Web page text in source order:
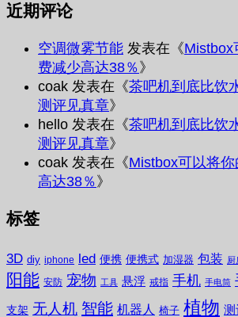
近期评论
空调微雾节能 发表在《Mistbox
费减少高达38％ 》
coak 发表在《茶吧机到底比饮
测评见真章》
hello 发表在《茶吧机到底比饮
测评见真章》
coak 发表在《Mistbox可以将
高达38％ 》
标签
3D diy iphone led 便携 便携式 加湿器 包装 厨
阳能 安防 宠物 工具 悬浮 戒指 手机 手电筒
支架 无人机 智能 机器人 椅子 植物 测